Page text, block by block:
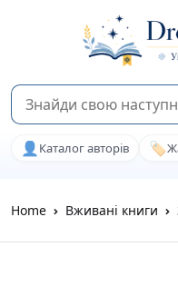
👤 Каталог авторів 🏷️
Home Вживані книги